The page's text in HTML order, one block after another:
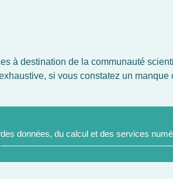
à destination de la communauté
si vous constatez un
DOMAINES